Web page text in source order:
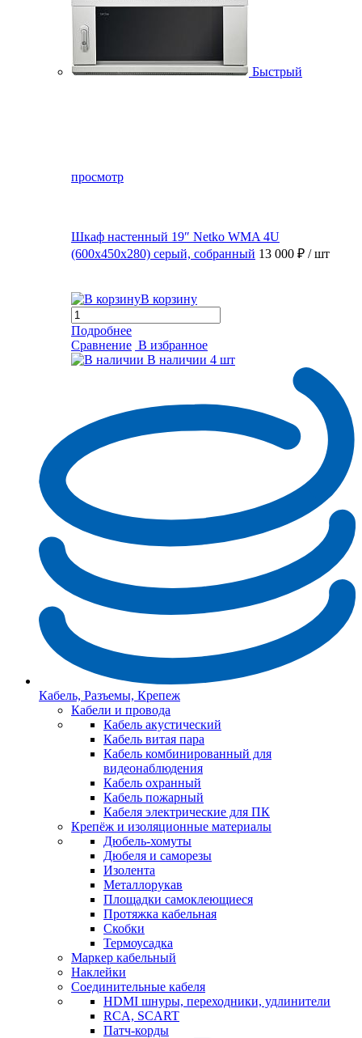
Быстрый
просмотр
Шкаф настенный 19″ Netko WMA 4U
(600x450x280) серый, собранный 13 000 ₽ / шт
В корзину
Подробнее
Сравнение В избранное
В наличии 4 шт
Кабель, Разъемы, Крепеж
Кабели и провода
Кабель акустический
Кабель витая пара
Кабель комбинированный для
видеонаблюдения
Кабель охранный
Кабель пожарный
Кабеля электрические для ПК
Крепёж и изоляционные материалы
Дюбель-хомуты
Дюбеля и саморезы
Изолента
Металлорукав
Площадки самоклеющиеся
Протяжка кабельная
Скобки
Термоусадка
Маркер кабельный
Наклейки
Соединительные кабеля
HDMI шнуры, переходники, удлинители
RCA, SCART
Патч-корды